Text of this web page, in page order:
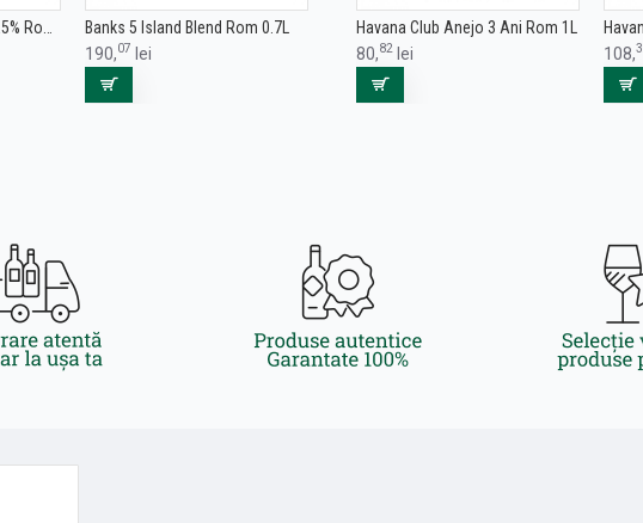
Banks 5 Island Blend Rom 0.7L
190,07 lei
Havana Club Anejo 3 Ani Rom 1L
80,82 lei
108,